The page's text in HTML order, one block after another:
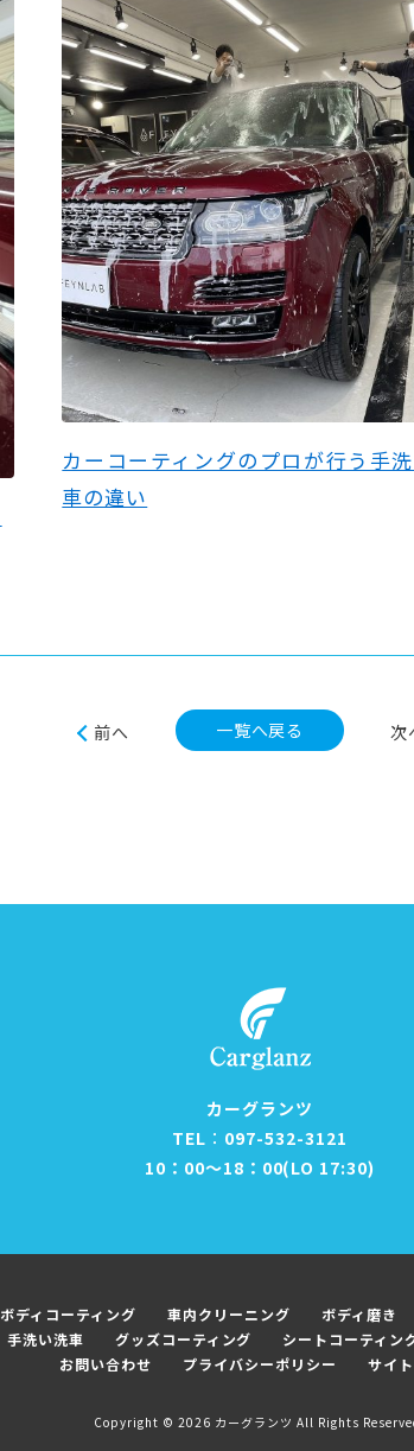
カーコーティングのプロが行う手
車の違い
前へ 次
一覧へ戻る
カーグランツ
TEL︰097-532-3121
10：00～18：00(LO 17:30)
ボディコーティング 車内クリーニング ボディ磨き
手洗い洗車 グッズコーティング シートコーティン
お問い合わせ
プライバシーポリシー サイ
Copyright ©2026 カーグランツ All Rights